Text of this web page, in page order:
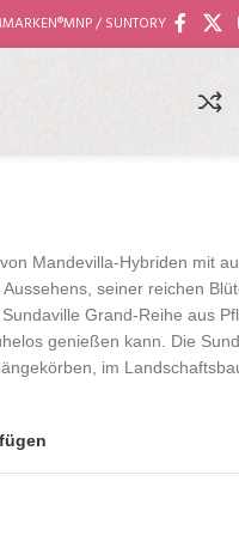
MNP / SUNTORY
Mandevilla-Hybriden mit
seiner reichen
Grand-Reihe aus
genießen kann. Die
im